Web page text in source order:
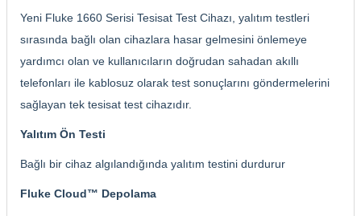
Yeni Fluke 1660 Serisi Tesisat Test Cihazı, yalıtım testleri
sırasında bağlı olan cihazlara hasar gelmesini önlemeye
yardımcı olan ve kullanıcıların doğrudan sahadan akıllı
telefonları ile kablosuz olarak test sonuçlarını göndermelerini
sağlayan tek tesisat test cihazıdır.
Yalıtım Ön Testi
Bağlı bir cihaz algılandığında yalıtım testini durdurur
Fluke Cloud™ Depolama